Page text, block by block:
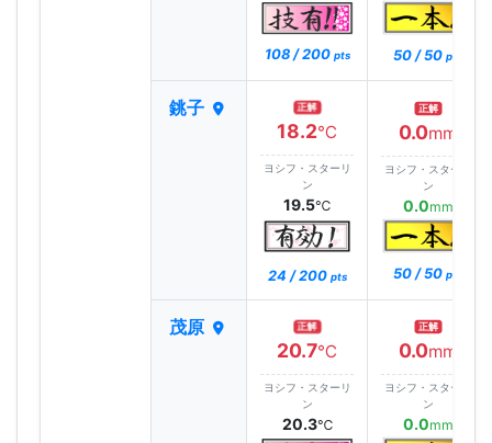
108 / 200 pts 50 / 50 pts
銚子 正解
18.2℃
ヨシフ・スターリ
ン
19.5℃
24 / 200 pts
正解
0.0mm
ヨシフ・スターリ
ン
0.0mm
50 / 50 pts
茂原 正解
20.7℃
ヨシフ・スターリ
ン
20.3℃
正解
0.0mm
ヨシフ・スターリ
ン
0.0mm